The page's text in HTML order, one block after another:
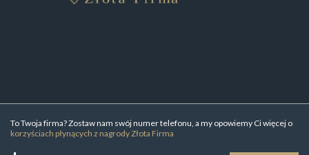
To Twoja firma? Zostaw nam swój numer telefonu, a my opowiemy Ci więcej o
korzyściach płynących z nagrody Złota Firma